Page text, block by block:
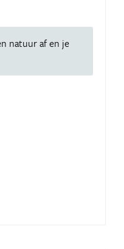
natuur af en je